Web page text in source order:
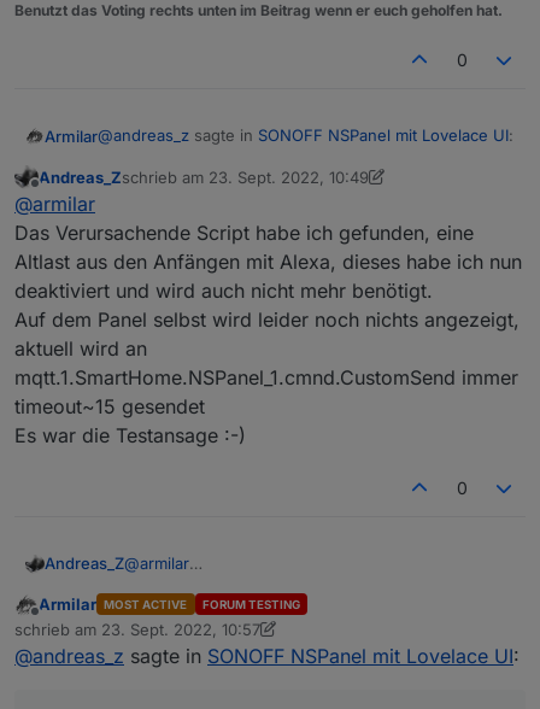
Benutzt das Voting rechts unten im Beitrag wenn er euch geholfen hat.
0
Armilar@andreas_z sagte in SONOFF NSPanel mit Lovelace UI:
javascript.0 v6.0.3
Node.js v16.17.0
Siehe Erweiterung (Nachtrag) und wenn du diesen
ominösen Funktionsaufruf gefunden hast, dann
entweder "async" vor die function oder "await"
rausnehmen
Beschreibe "auf halber Strecke fing das nspanel.ts
Script dann plötzlich an zu laufen". Funktioniert das
Wenn ich tippen müsste, dann würde ich sagen: "sehe
mal in das andere Script "testansage" im global-
Verzeichnis, ob das diese Funktion hat."
Offline
Andreas_Zschrieb am 23. Sept. 2022, 10:49
zuletzt editiert von Andreas_Z
@armilar
Das Verursachende Script habe ich gefunden, eine
Altlast aus den Anfängen mit Alexa, dieses habe ich nun
deaktiviert und wird auch nicht mehr benötigt.
Auf dem Panel selbst wird leider noch nichts angezeigt,
aktuell wird an
mqtt.1.SmartHome.NSPanel_1.cmnd.CustomSend immer
timeout~15 gesendet
Es war die Testansage :-)
0
Andreas_Z@armilar
Altlast aus den Anfängen mit Alexa, dieses habe ich
nun deaktiviert und wird auch nicht mehr benötigt.
Auf dem Panel selbst wird leider noch nichts
Offline
Armilar MOST ACTIVE FORUM TESTING
schrieb am 23. Sept. 2022, 10:57
zuletzt editiert von Armilar
@andreas_z sagte in SONOFF NSPanel mit Lovelace UI: